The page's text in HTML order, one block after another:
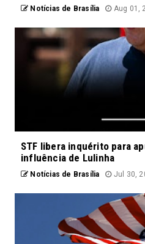
Notícias de Brasília Aug 01,
STF libera inquérito para
influência de Lulinha
Notícias de Brasília Jul 30,